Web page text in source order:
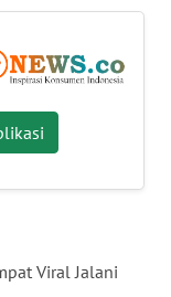
Viral Jalani